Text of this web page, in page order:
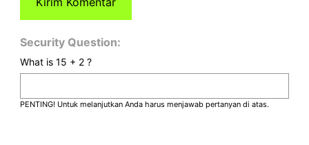
Security Question:
What is 15 + 2 ?
PENTING! Untuk melanjutkan Anda harus menjawab pertanyan di atas.